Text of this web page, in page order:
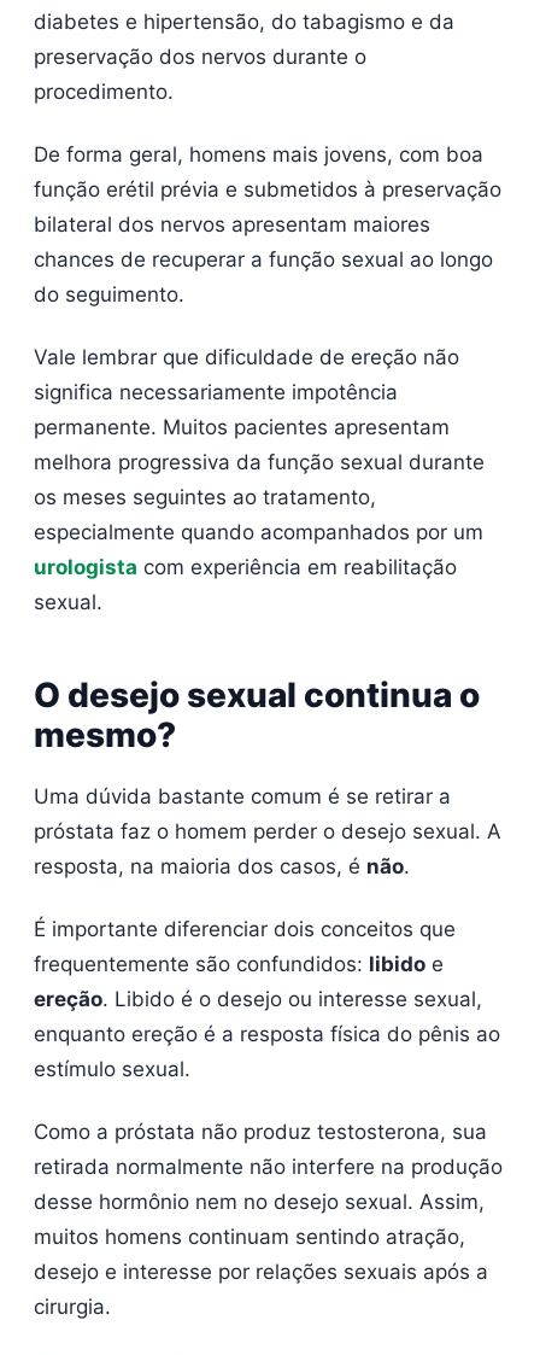
diabetes e hipertensão, do tabagismo e da
preservação dos nervos durante o
procedimento.
De forma geral, homens mais jovens, com boa
função erétil prévia e submetidos à preservação
bilateral dos nervos apresentam maiores
chances de recuperar a função sexual ao longo
do seguimento.
Vale lembrar que dificuldade de ereção não
significa necessariamente impotência
permanente. Muitos pacientes apresentam
melhora progressiva da função sexual durante
os meses seguintes ao tratamento,
especialmente quando acompanhados por um
urologista com experiência em reabilitação
sexual.
O desejo sexual continua o
mesmo?
Uma dúvida bastante comum é se retirar a
próstata faz o homem perder o desejo sexual. A
resposta, na maioria dos casos, é não.
É importante diferenciar dois conceitos que
frequentemente são confundidos: libido e
ereção. Libido é o desejo ou interesse sexual,
enquanto ereção é a resposta física do pênis ao
estímulo sexual.
Como a próstata não produz testosterona, sua
retirada normalmente não interfere na produção
desse hormônio nem no desejo sexual. Assim,
muitos homens continuam sentindo atração,
desejo e interesse por relações sexuais após a
cirurgia.